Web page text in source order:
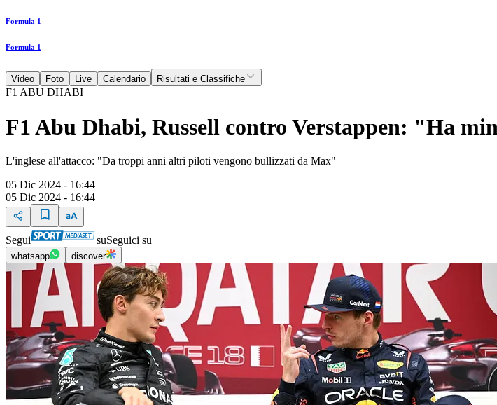
Formula 1
Formula 1
Video Foto Live Calendario Risultati e Classifiche
F1 ABU DHABI
F1 Abu Dhabi, Russell contro Verstappen: "Ha
L'inglese all'attacco: "Da troppi anni altri piloti vengono bullizzati da Max"
05 Dic 2024 - 16:44
05 Dic 2024 - 16:44
Segui suSeguici su
whatsapp discover